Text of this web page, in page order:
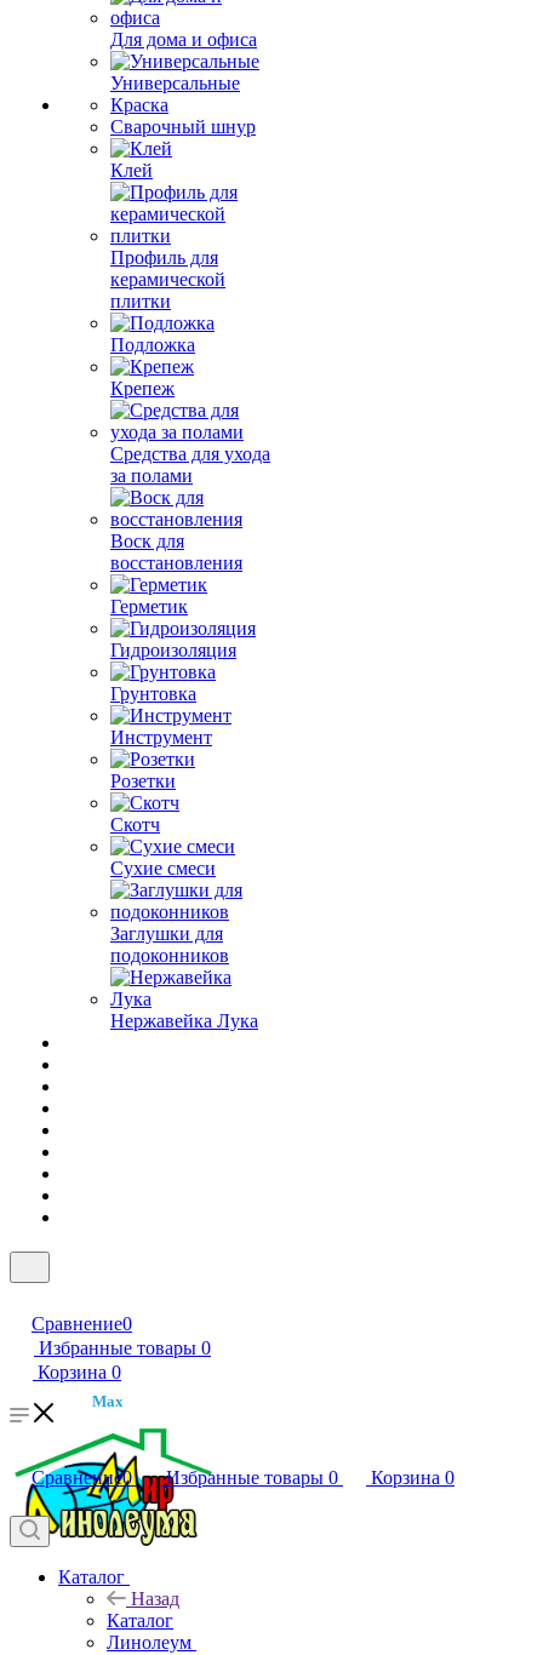
Для дома и офиса
Универсальные
Краска
Сварочный шнур
Клей
Профиль для
керамической
плитки
Подложка
Крепеж
Средства для ухода
за полами
Воск для
восстановления
Герметик
Гидроизоляция
Грунтовка
Инструмент
Розетки
Скотч
Сухие смеси
Заглушки для
подоконников
Нержавейка Лука
Сравнение0
Избранные товары 0
Корзина 0
Max
Сравнение0 Избранные товары 0 Корзина 0
Каталог
Назад
Каталог
Линолеум